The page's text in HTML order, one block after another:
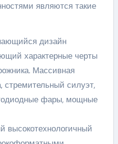
являются такие
дизайн
характерные черты
Массивная
стремительный силуэт,
фары, мощные
высокотехнологичный